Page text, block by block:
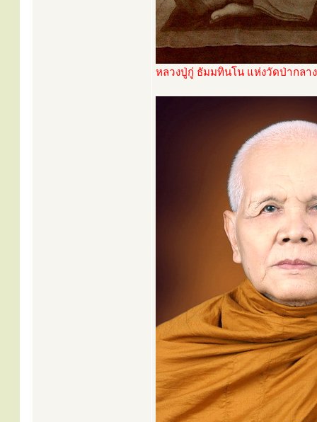
หลวงปู่กู่ ธัมมทินโน แห่งวัดป่ากลา